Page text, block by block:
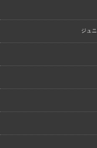
ジュ